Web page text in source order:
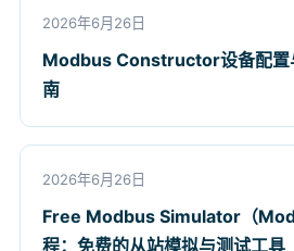
2026年6月26日
Modbus Constructor设备配置
南
2026年6月26日
Free Modbus Simulator（
程：免费的从站模拟与测试工具